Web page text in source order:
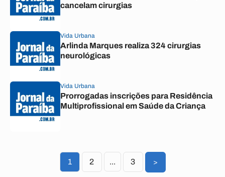
cancelam cirurgias
Vida Urbana
Arlinda Marques realiza 324 cirurgias
neurológicas
Vida Urbana
Prorrogadas inscrições para Residência
Multiprofissional em Saúde da Criança
1 2 ... 3 >